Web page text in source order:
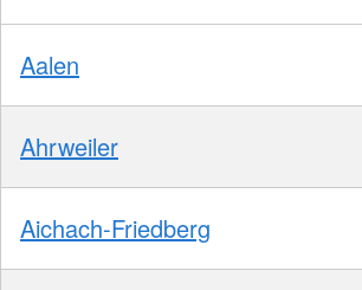
Aalen
Ahrweiler
Aichach-Friedberg